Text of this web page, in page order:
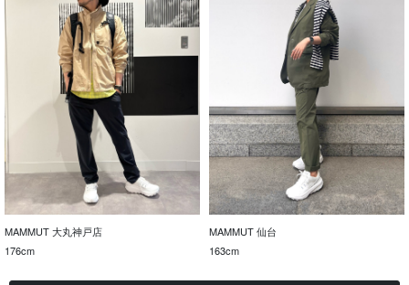
MAMMUT 大丸神戸店
176cm
MAMMUT 仙台
163cm